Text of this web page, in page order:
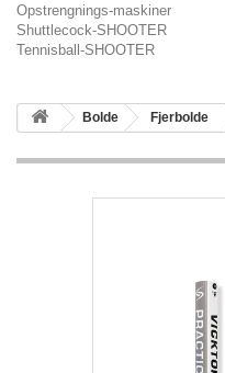
Opstrengnings-maskiner
Shuttlecock-SHOOTER
Tennisball-SHOOTER
Bolde Fjerbolde